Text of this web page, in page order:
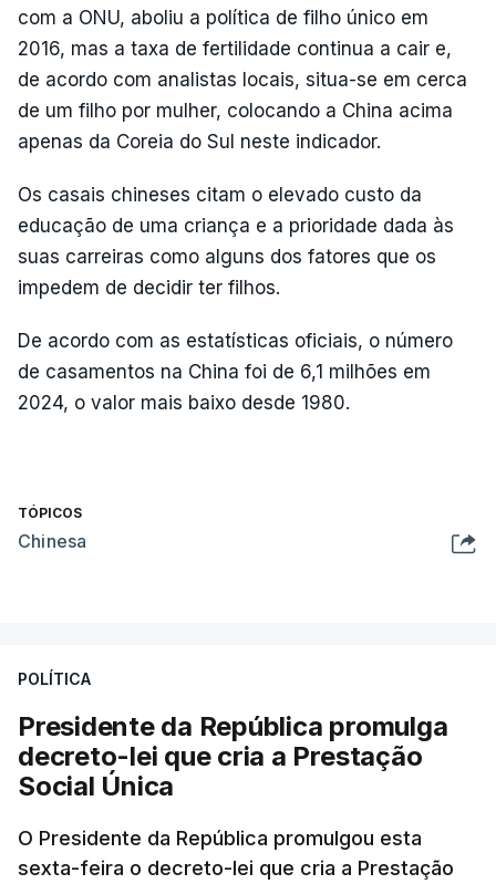
com a ONU, aboliu a política de filho único em
2016, mas a taxa de fertilidade continua a cair e,
de acordo com analistas locais, situa-se em cerca
de um filho por mulher, colocando a China acima
apenas da Coreia do Sul neste indicador.
Os casais chineses citam o elevado custo da
educação de uma criança e a prioridade dada às
suas carreiras como alguns dos fatores que os
impedem de decidir ter filhos.
De acordo com as estatísticas oficiais, o número
de casamentos na China foi de 6,1 milhões em
2024, o valor mais baixo desde 1980.
TÓPICOS
Chinesa
POLÍTICA
Presidente da República promulga
decreto-lei que cria a Prestação
Social Única
O Presidente da República promulgou esta
sexta-feira o decreto-lei que cria a Prestação